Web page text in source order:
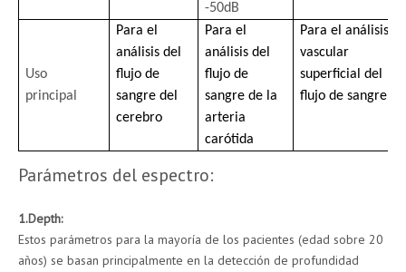
-50dB
Uso
principal
Para el
análisis del
flujo de
sangre del
cerebro
Para el
análisis del
flujo de
sangre de la
arteria
carótida
Para el análisis
vascular
superficial del
flujo de sangre
Parámetros del espectro:
1.Depth:
Estos parámetros para la mayoría de los pacientes (edad sobre 20
años) se basan principalmente en la detección de profundidad